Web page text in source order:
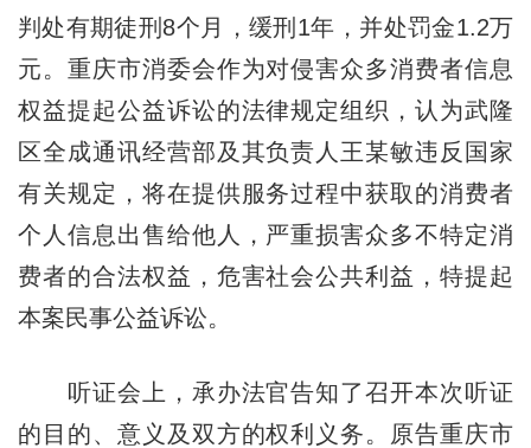
判处有期徒刑8个月，缓刑1年，并处罚金1.2万
元。重庆市消委会作为对侵害众多消费者信息
权益提起公益诉讼的法律规定组织，认为武隆
区全成通讯经营部及其负责人王某敏违反国家
有关规定，将在提供服务过程中获取的消费者
个人信息出售给他人，严重损害众多不特定消
费者的合法权益，危害社会公共利益，特提起
本案民事公益诉讼。
听证会上，承办法官告知了召开本次听证
的目的、意义及双方的权利义务。原告重庆市